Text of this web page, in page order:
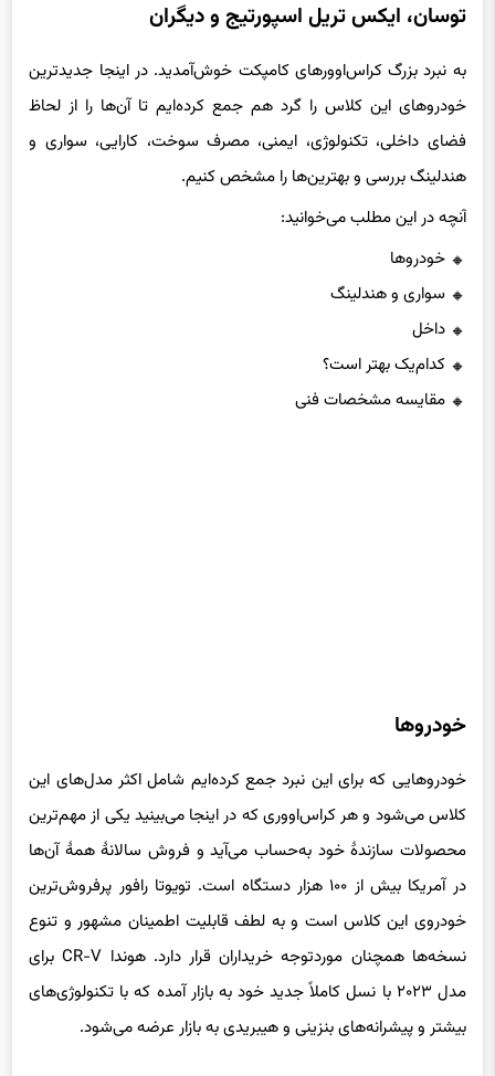
توسان، ایکس تریل اسپورتیج و دیگران
به نبرد بزرگ کراس‌اوورهای کامپکت خوش‌آمدید. در اینجا جدیدترین
خودروهای این کلاس را گرد هم جمع کرده‌ایم تا آن‌ها را از لحاظ
فضای داخلی، تکنولوژی، ایمنی، مصرف سوخت، کارایی، سواری و
هندلینگ بررسی و بهترین‌ها را مشخص کنیم.
آنچه در این مطلب می‌خوانید:
خودروها
سواری و هندلینگ
داخل
کدام‌یک بهتر است؟
مقایسه مشخصات فنی
خودروها
خودروهایی که برای این نبرد جمع کرده‌ایم شامل اکثر مدل‌های این
کلاس می‌شود و هر کراس‌اووری که در اینجا می‌بینید یکی از مهم‌ترین
محصولات سازندهٔ خود به‌حساب می‌آید و فروش سالانهٔ همهٔ آن‌ها
در آمریکا بیش از ۱۰۰ هزار دستگاه است. تویوتا رافور پرفروش‌ترین
خودروی این کلاس است و به لطف قابلیت اطمینان مشهور و تنوع
نسخه‌ها همچنان موردتوجه خریداران قرار دارد. هوندا CR-V برای
مدل ۲۰۲۳ با نسل کاملاً جدید خود به بازار آمده که با تکنولوژی‌های
بیشتر و پیشرانه‌های بنزینی و هیبریدی به بازار عرضه می‌شود.